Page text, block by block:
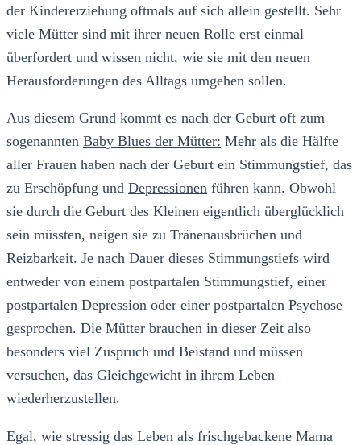
der Kindererziehung oftmals auf sich allein gestellt. Sehr
viele Mütter sind mit ihrer neuen Rolle erst einmal
überfordert und wissen nicht, wie sie mit den neuen
Herausforderungen des Alltags umgehen sollen.
Aus diesem Grund kommt es nach der Geburt oft zum
sogenannten Baby Blues der Mütter: Mehr als die Hälfte
aller Frauen haben nach der Geburt ein Stimmungstief, das
zu Erschöpfung und Depressionen führen kann. Obwohl
sie durch die Geburt des Kleinen eigentlich überglücklich
sein müssten, neigen sie zu Tränenausbrüchen und
Reizbarkeit. Je nach Dauer dieses Stimmungstiefs wird
entweder von einem postpartalen Stimmungstief, einer
postpartalen Depression oder einer postpartalen Psychose
gesprochen. Die Mütter brauchen in dieser Zeit also
besonders viel Zuspruch und Beistand und müssen
versuchen, das Gleichgewicht in ihrem Leben
wiederherzustellen.
Egal, wie stressig das Leben als frischgebackene Mama